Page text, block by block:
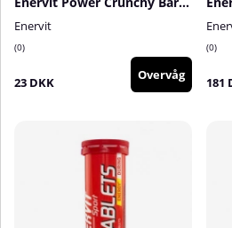
Enervit
0
23 DKK Overvåg
0
181